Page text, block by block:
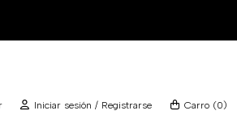
Iniciar sesión / Registrarse Carro (0)